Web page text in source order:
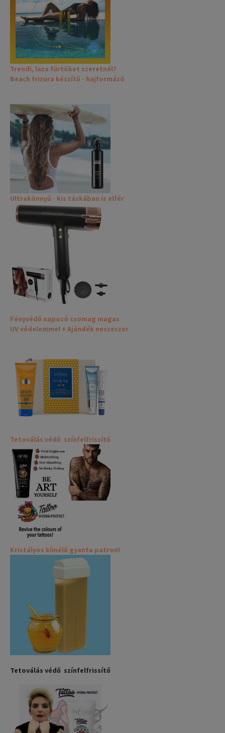
Trendi, laza fürtöket szeretnél?
Beach frizura készítő - hajformázó
Ultrakönnyű - kis táskában is elfér
Fényvédő napozó csomag magas
UV védelemmel + Ajándék neszeszer
Tetoválás védő színfelfrissítő
Kristályos kímélő gyanta patron!
Tetoválás védő színfelfrissítő